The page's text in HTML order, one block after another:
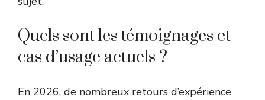
Quels sont les témoignages et
cas d’usage actuels ?
En 2026, de nombreux retours d’expérience